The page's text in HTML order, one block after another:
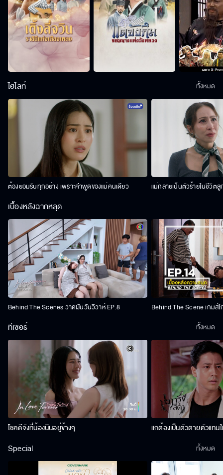
ไฮไลท์
ต้องยอมรับทุกอย่าง เพราะคำพูดของแม่คนเดียว แม่กลายเป็นตัวร้ายในชีวิตลู
ทั้งหมด
เบื้องหลังฉากหลุด
Behind The Scenes วาดฝันวันวิวาห์ EP.8 Behind The Scene เกมส์
ทีเซอร์
โชคดีจังที่น้องนีนอยู่ข้างๆ แกต้องเป็นตัวตายตัวแทน
ทั้งหมด
Special ทั้งหมด